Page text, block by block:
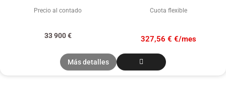
Precio al contado Cuota flexible
33 900€ 327,56 € €/mes
Más detalles